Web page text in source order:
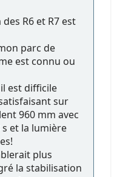
R6 et R7 est
parc de
est connu ou
est difficile
sur
960 mm avec
et la lumière
plus
la stabilisation